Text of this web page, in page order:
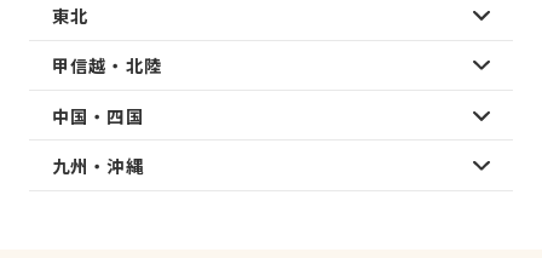
東北
甲信越・北陸
中国・四国
九州・沖縄